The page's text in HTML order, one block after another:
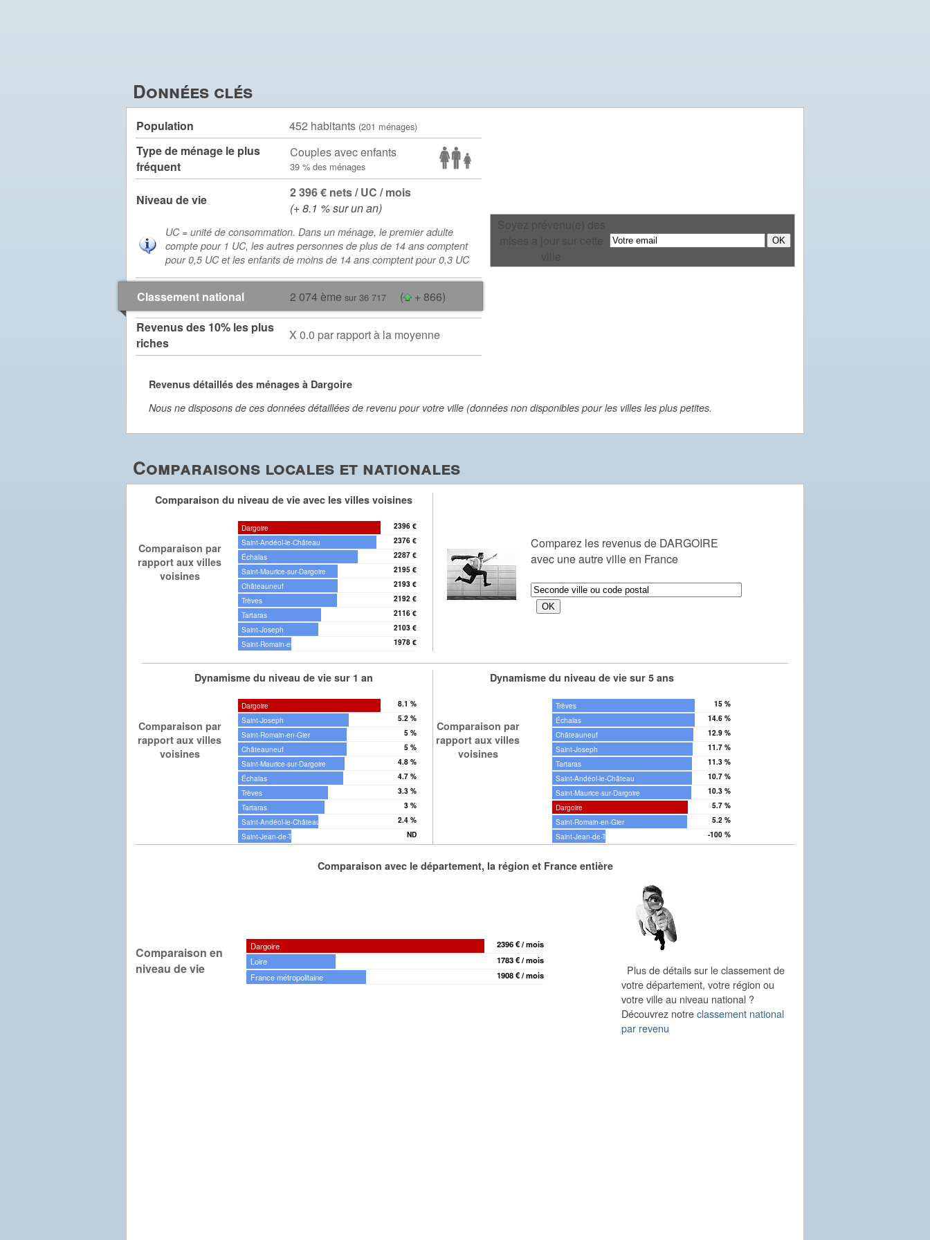
Données clés
Population 452 habitants (201 ménages)
Type de ménage le plus
fréquent
Couples avec enfants
39 % des ménages
Niveau de vie
2 396 € nets / UC / mois
(+ 8.1 % sur un an)
UC = unité de consommation. Dans un ménage, le premier adulte
compte pour 1 UC, les autres personnes de plus de 14 ans comptent
pour 0,5 UC et les enfants de moins de 14 ans comptent pour 0,3 UC
Classement national 2 074 ème sur 36 717 (
+ 866)
Revenus des 10% les plus
riches
X 0.0 par rapport à la moyenne
Revenus détaillés des ménages à Dargoire
Nous ne disposons de ces données détaillées de revenu pour votre ville (données non disponibles pour les villes les plus petites.
Comparaisons locales et nationales
Comparaison du niveau de vie avec les villes voisines
Comparaison par
rapport aux villes
voisines
Dargoire 2396 €
Saint-Andéol-le-Château 2376 €
Échalas 2287 €
Saint-Maurice-sur-Dargoire 2195 €
Châteauneuf 2193 €
Trèves 2192 €
Tartaras 2116 €
Saint-Joseph 2103 €
Saint-Romain-en-Gier 1978 €
Comparez les revenus de DARGOIRE
avec une autre ville en France
Dynamisme du niveau de vie sur 1 an
Comparaison par
rapport aux villes
voisines
Dargoire 8.1 %
Saint-Joseph 5.2 %
Saint-Romain-en-Gier 5 %
Châteauneuf 5 %
Saint-Maurice-sur-Dargoire 4.8 %
Échalas 4.7 %
Trèves 3.3 %
Tartaras 3 %
Saint-Andéol-le-Château 2.4 %
Saint-Jean-de-Touslas ND
Dynamisme du niveau de vie sur 5 ans
Comparaison par
rapport aux villes
voisines
Trèves 15 %
Échalas 14.6 %
Châteauneuf 12.9 %
Saint-Joseph 11.7 %
Tartaras 11.3 %
Saint-Andéol-le-Château 10.7 %
Saint-Maurice-sur-Dargoire 10.3 %
Dargoire 5.7 %
Saint-Romain-en-Gier 5.2 %
Saint-Jean-de-Touslas -100 %
Comparaison avec le département, la région et France entière
Comparaison en
niveau de vie
Dargoire
2396 € / mois
Loire
1783 € / mois
France métropolitaine
1908 € / mois
Plus de détails sur le classement de
votre département, votre région ou
votre ville au niveau national ?
Découvrez notreclassement national
par revenu